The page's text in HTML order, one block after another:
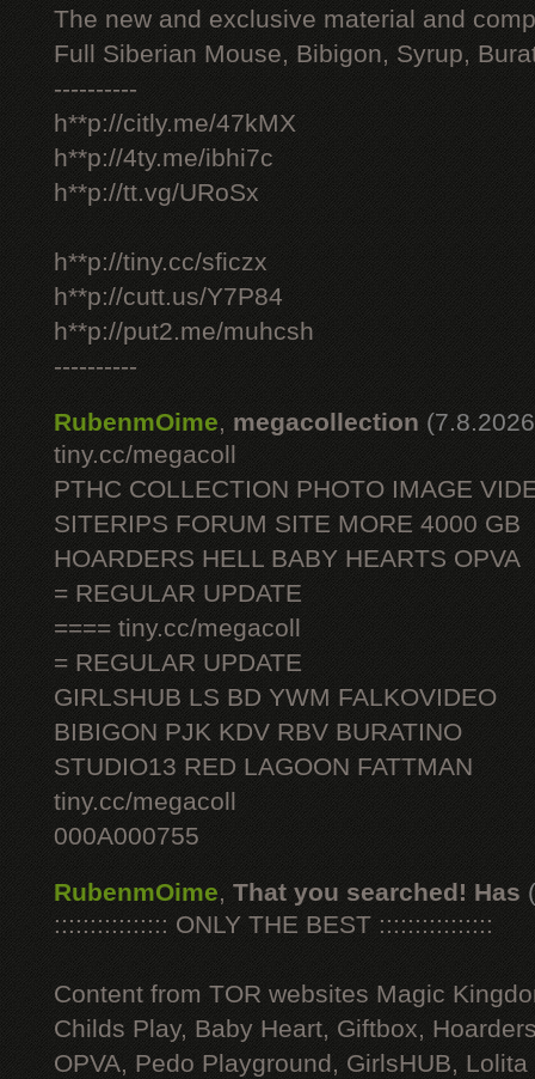
The new and exclusive material and
Full Siberian Mouse, Bibigon, Syrup,
----------
h**p://citly.me/47kMX
h**p://4ty.me/ibhi7c
h**p://tt.vg/URoSx
h**p://tiny.cc/sficzx
h**p://cutt.us/Y7P84
h**p://put2.me/muhcsh
----------
RubenmOime, megacollection
tiny.cc/megacoll
PTHC COLLECTION PHOTO IMAGE
SITERIPS FORUM SITE MORE 4000 GB
HOARDERS HELL BABY HEARTS OPVA
= REGULAR UPDATE
==== tiny.cc/megacoll
= REGULAR UPDATE
GIRLSHUB LS BD YWM FALKOVIDEO
BIBIGON PJK KDV RBV BURATINO
STUDIO13 RED LAGOON FATTMAN
tiny.cc/megacoll
000A000755
RubenmOime, That you searched! Has
:::::::::::::::: ONLY THE BEST ::::::::::::::::
Content from TOR websites Magic
Childs Play, Baby Heart, Giftbox,
OPVA, Pedo Playground, GirlsHUB, Lolita